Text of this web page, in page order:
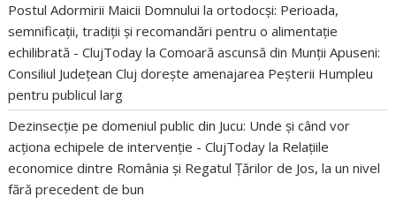
Postul Adormirii Maicii Domnului la ortodocși: Perioada,
semnificații, tradiții și recomandări pentru o alimentație
echilibrată - ClujToday laComoară ascunsă din Munții Apuseni:
Consiliul Județean Cluj dorește amenajarea Peșterii Humpleu
pentru publicul larg
Dezinsecție pe domeniul public din Jucu: Unde și când vor
acționa echipele de intervenție - ClujToday la Relațiile
economice dintre România și Regatul Țărilor de Jos, la un nivel
fără precedent de bun